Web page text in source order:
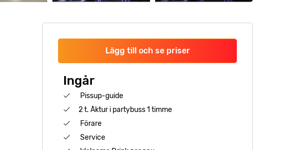
Lägg till och se priser
Ingår
Pissup-guide
2 t. Åktur i partybuss 1 timme
Förare
Service